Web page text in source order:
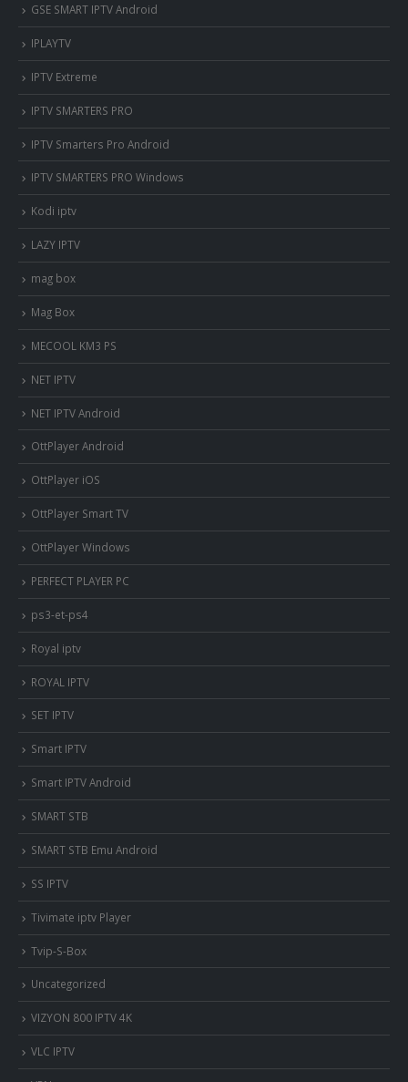
GSE SMART IPTV Android
IPLAYTV
IPTV Extreme
IPTV SMARTERS PRO
IPTV Smarters Pro Android
IPTV SMARTERS PRO Windows
Kodi iptv
LAZY IPTV
mag box
Mag Box
MECOOL KM3 PS
NET IPTV
NET IPTV Android
OttPlayer Android
OttPlayer iOS
OttPlayer Smart TV
OttPlayer Windows
PERFECT PLAYER PC
ps3-et-ps4
Royal iptv
ROYAL IPTV
SET IPTV
Smart IPTV
Smart IPTV Android
SMART STB
SMART STB Emu Android
SS IPTV
Tivimate iptv Player
Tvip-S-Box
Uncategorized
VIZYON 800 IPTV 4K
VLC IPTV